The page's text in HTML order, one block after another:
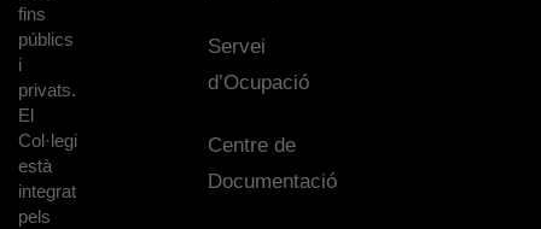
fins
públics
i
privats.
El
Col·legi
està
integrat
pels
Servei
d’Ocupació
Centre de
Documentació